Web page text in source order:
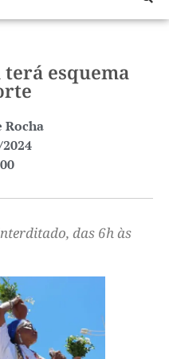
esquema
Rocha
das 6h às